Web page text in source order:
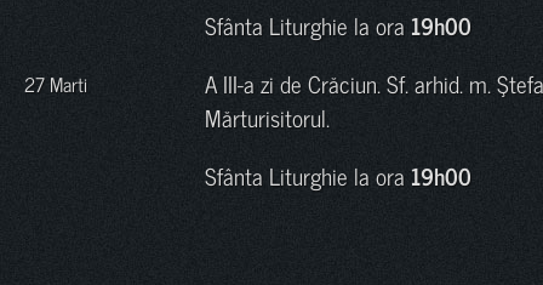
Sfânta Liturghie la ora 19h00
27 Marti
A III-a zi de Crăciun. Sf. arhid. m.
Mărturisitorul.
Sfânta Liturghie la ora 19h00